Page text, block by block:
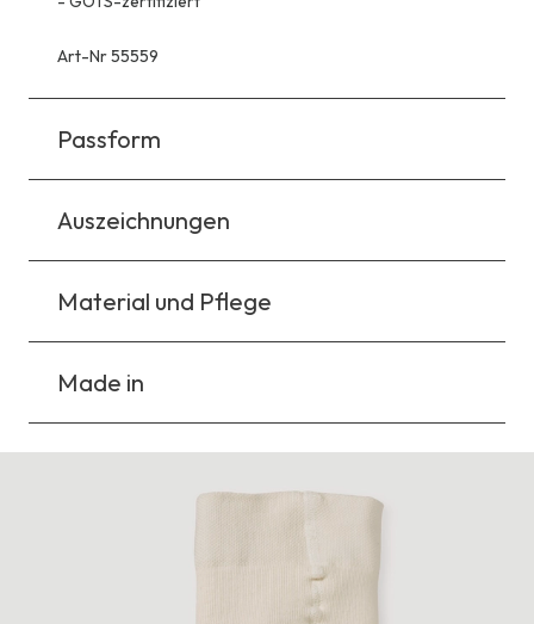
Art-Nr 55559
Passform
Auszeichnungen
Material und Pflege
Made in